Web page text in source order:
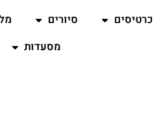
כרטיסים סיורים
מסעדות